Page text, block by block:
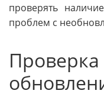
проверять
проблем с
Проверка